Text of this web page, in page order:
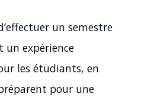
un semestre
un expérience
les étudiants, en
pour une